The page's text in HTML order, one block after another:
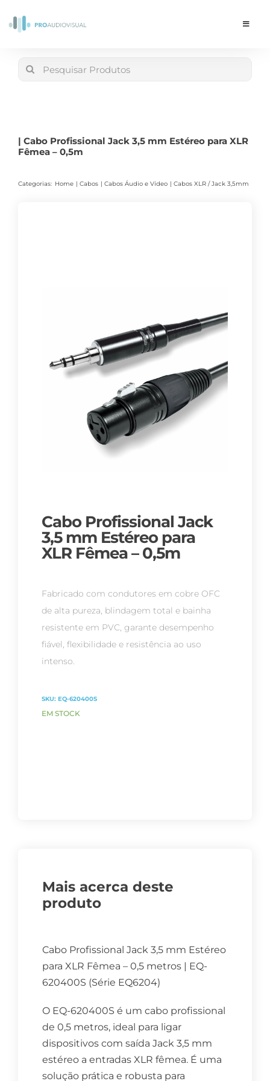
Toggle
Search
| Cabo Profissional Jack 3,5 mm Estéreo para XLR
Fêmea – 0,5m
Categorias: Home Cabos Cabos Áudio e Vídeo Cabos XLR / Jack 3,5mm
Cabo Profissional Jack
3,5 mm Estéreo para
XLR Fêmea – 0,5m
Fabricado com condutores em cobre OFC
de alta pureza, blindagem total e bainha
resistente em PVC, garante desempenho
fiável, flexibilidade e resistência ao uso
intenso.
SKU: EQ-620400S
EM STOCK
Mais acerca deste
produto
Cabo Profissional Jack 3,5 mm Estéreo
para XLR Fêmea – 0,5 metros | EQ-
620400S (Série EQ6204)
O EQ-620400S é um cabo profissional
de 0,5 metros, ideal para ligar
dispositivos com saída Jack 3,5 mm
estéreo a entradas XLR fêmea. É uma
solução prática e robusta para